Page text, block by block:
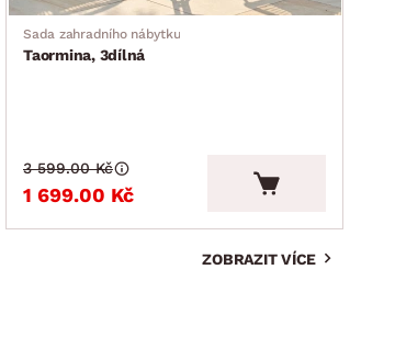
Sada zahradního nábytku
Taormina, 3dílná
1 699.00 Kč
3 599.00 Kč
ZOBRAZIT VÍCE